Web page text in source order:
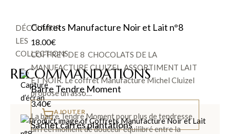
DÉCOUVRIR
LES
COLLECTIONS
RECOMMANDATIONS
Coffrets Manufacture Noir et Lait n°8
18.00€
COFFRET DE 8 CHOCOLATS DE LA
MANUFACTURE CLUIZEL. ASSORTIMENT LAIT
ET NOIR. Le coffret Manufacture Michel Cluizel
propose un asso…
AJOUTER
Barre Tendre Moment
3.40€
La barre Tendre Moment pour plus de tendresse,
un réel moment de douceur équilibré entre la
Sachet carrés plantations